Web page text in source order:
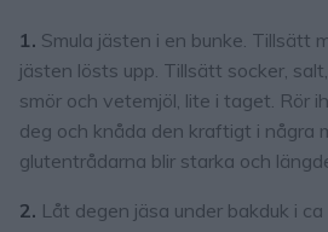
1. Smula jästen i en bunke. Tillsätt
jästen lösts upp. Tillsätt socker,
smör och vetemjöl, lite i taget. Rör
deg och knåda den kraftigt i några
glutentrådarna blir starka och
2. Låt degen jäsa under bakduk i ca